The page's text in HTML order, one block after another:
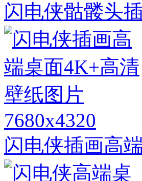
闪电侠骷髅头
7680x4320
闪电侠插画高